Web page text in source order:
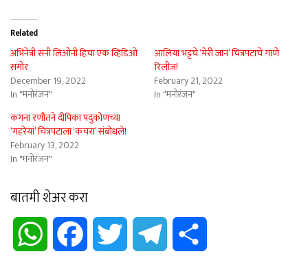
Related
अभिनेत्री सनी लिओनी हिचा एक व्हिडिओ
समोर
December 19, 2022
In "मनोरंजन"
आलिया भट्टचे ‘मेरी जान’ चित्रपटाचे गाणे
रिलीज!
February 21, 2022
In "मनोरंजन"
कंगना रणौतने दीपिका पदुकोणच्या
‘गहरेयां’ चित्रपटाला ‘कचरा’ संबोधले!
February 13, 2022
In "मनोरंजन"
बातमी शेअर करा
WhatsApp Facebook Twitter Telegram